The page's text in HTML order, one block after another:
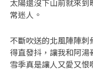
太陽還沒下山前就來
常迷人。
不斷吹送的北風陣陣
得直發抖，讓我和阿
雪季真是讓人又愛又恨